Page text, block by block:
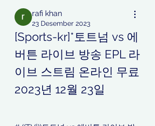
rafi khan
23 Desember 2023
[Sports-kr]*토트넘 vs 에
버튼 라이브 방송 EPL 라
이브 스트림 온라인 무료
2023년 12월 23일